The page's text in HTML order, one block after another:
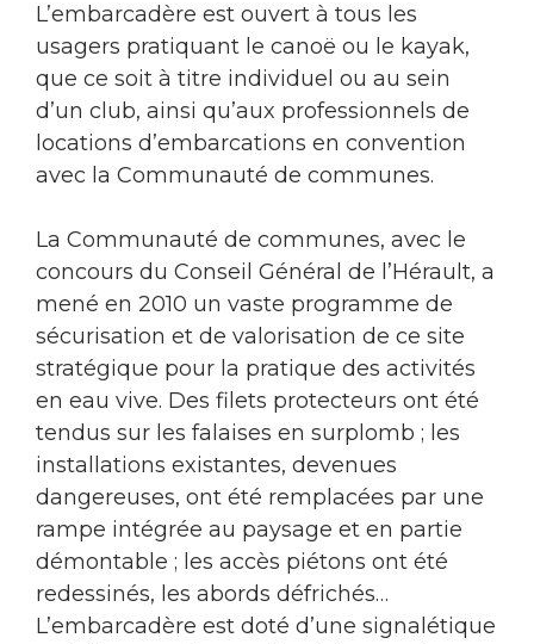
L’embarcadère est ouvert à tous les
usagers pratiquant le canoë ou le kayak,
que ce soit à titre individuel ou au sein
d’un club, ainsi qu’aux professionnels de
locations d’embarcations en convention
avec la Communauté de communes.
La Communauté de communes, avec le
concours du Conseil Général de l’Hérault, a
mené en 2010 un vaste programme de
sécurisation et de valorisation de ce site
stratégique pour la pratique des activités
en eau vive. Des filets protecteurs ont été
tendus sur les falaises en surplomb ; les
installations existantes, devenues
dangereuses, ont été remplacées par une
rampe intégrée au paysage et en partie
démontable ; les accès piétons ont été
redessinés, les abords défrichés…
L’embarcadère est doté d’une signalétique